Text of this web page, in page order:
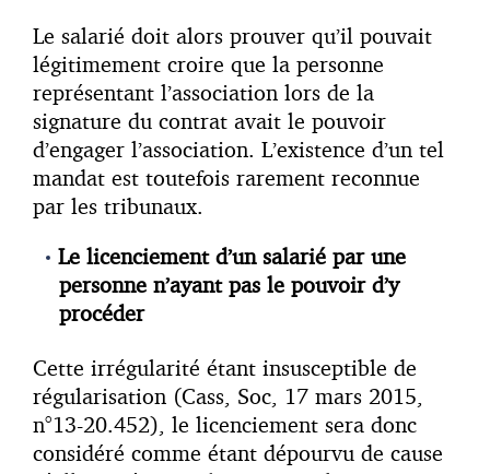
Le salarié doit alors prouver qu’il pouvait
légitimement croire que la personne
représentant l’association lors de la
signature du contrat avait le pouvoir
d’engager l’association. L’existence d’un tel
mandat est toutefois rarement reconnue
par les tribunaux.
Le licenciement d’un salarié par une
personne n’ayant pas le pouvoir d’y
procéder
Cette irrégularité étant insusceptible de
régularisation (Cass, Soc, 17 mars 2015,
n°13-20.452), le licenciement sera donc
considéré comme étant dépourvu de cause